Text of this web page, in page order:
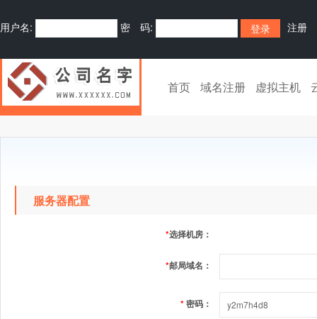
用户名: 密 码: 注册
首页 域名注册 虚拟主机
服务器配置
*选择机房：
*邮局域名：
*密码：